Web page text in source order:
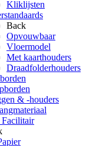
Kliklijsten
Back
Opvouwbaar
Vloermodel
Met kaarthouders
Draadfolderhouders
& -houders